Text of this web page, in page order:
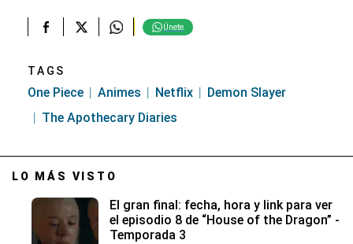
Únete
TAGS
One Piece Animes Netflix
Demon Slayer
The Apothecary Diaries
LO MÁS VISTO
El gran final: fecha, hora y link para ver
el episodio 8 de “House of the Dragon” -
Temporada 3